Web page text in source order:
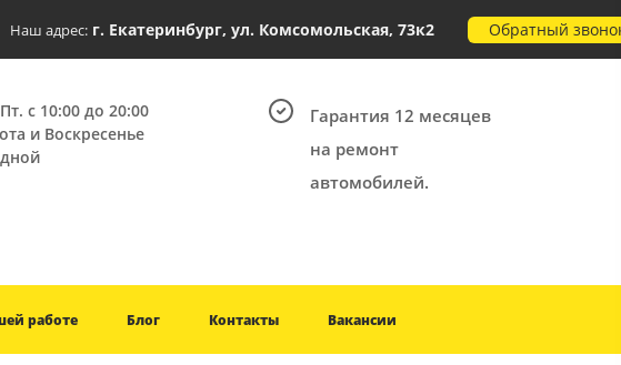
Наш адрес: г. Екатеринбург, ул. Комсомольская, 73к2 Обратный
с 10:00 до 20:00
и Воскресенье
Гарантия 12 месяцев
на ремонт
автомобилей.
работе Блог Контакты Вакансии